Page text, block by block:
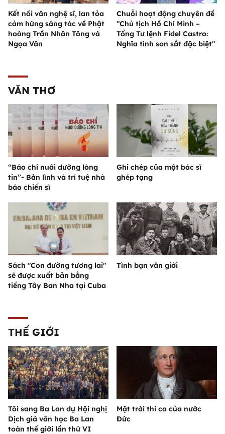
Kết nối văn nghệ sĩ, lan tỏa
cảm hứng sáng tác về Phật
hoàng Trần Nhân Tông và
Ngọa Vân
Chuỗi hoạt động chuyên đề
"Chủ tịch Hồ Chí Minh –
Tổng Tư lệnh Fidel Castro:
Nghĩa tình son sắt đặc biệt"
VĂN THƠ
“Báo chí nuôi dưỡng lòng
tin”- Bản lĩnh và trí tuệ nhà
báo chiến sĩ
Ghi chép của một bác sĩ
ghép tạng
Sách "Con đường tương lai"
sẽ được xuất bản bằng
tiếng Tây Ban Nha tại Cuba
Tình bạn văn giới
THẾ GIỚI
Tôi sang Ba Lan dự Hội nghị
Dịch giả văn học Ba Lan
toàn thế giới lần thứ VI
Mặt trời thi ca của nước
Đức